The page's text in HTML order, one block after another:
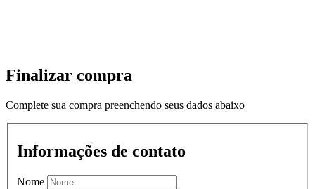
Finalizar compra
Complete sua compra preenchendo seus dados abaixo
Informações de contato
Nome